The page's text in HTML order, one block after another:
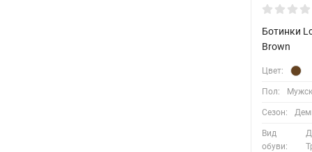
Ботинки
Brown
Цвет:
Пол:
Сезон:
Вид
обуви: